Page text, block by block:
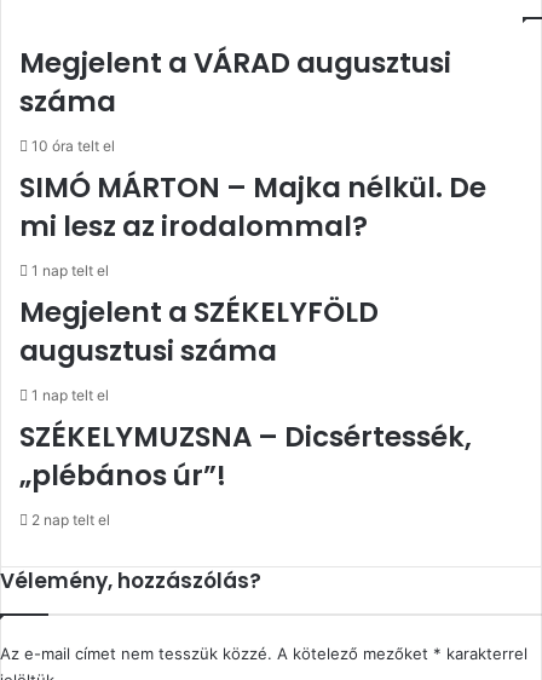
Megjelent a VÁRAD augusztusi
száma
10 óra telt el
SIMÓ MÁRTON – Majka nélkül. De
mi lesz az irodalommal?
1 nap telt el
Megjelent a SZÉKELYFÖLD
augusztusi száma
1 nap telt el
SZÉKELYMUZSNA – Dicsértessék,
„plébános úr”!
2 nap telt el
Vélemény, hozzászólás?
Az e-mail címet nem tesszük közzé. A kötelező mezőket * karakterrel